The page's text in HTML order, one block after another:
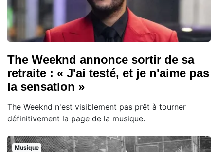
The Weeknd annonce sortir de sa
retraite : « J'ai testé, et je n'aime pas
la sensation »
The Weeknd n'est visiblement pas prêt à tourner
définitivement la page de la musique.
Musique